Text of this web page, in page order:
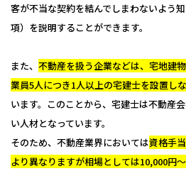
客が不当な契約を結んでしまわないよう
項）を説明することができます。
また、 不動産を扱う企業などは、宅地建
業員5人につき1人以上の宅建士を設置し
います。このことから、宅建士は不動産
い人材となっています。
そのため、不動産業界においては資格手
より異なりますが相場としては10,000円